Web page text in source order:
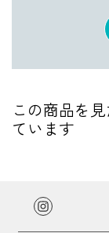
この商品を
ています